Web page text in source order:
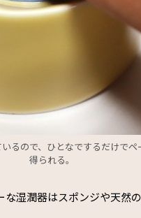
るので、ひとなでするだけで
得られる。
湿潤器はスポンジや天然